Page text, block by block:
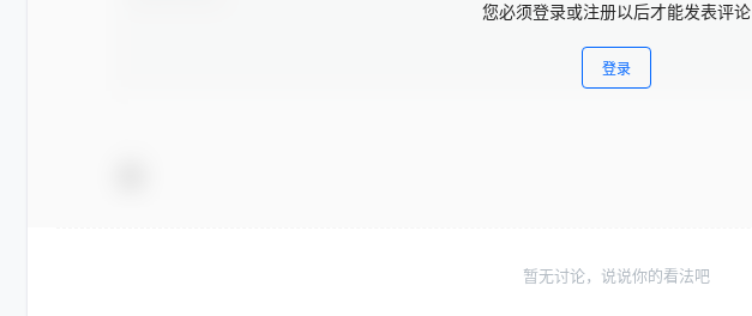
您必须登录或注册以后才能发表评论
登录
暂无讨论，说说你的看法吧